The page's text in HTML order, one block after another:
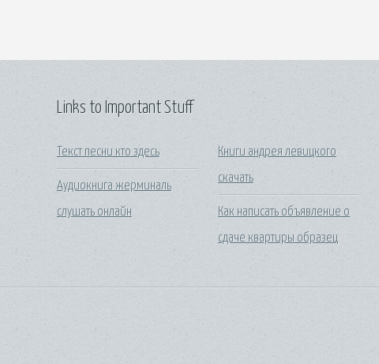
Links to Important Stuff
Текст песни кто здесь
Аудиокнига жерминаль
слушать онлайн
Книги андрея левицкого
скачать
Как написать объявление о
сдаче квартиры образец